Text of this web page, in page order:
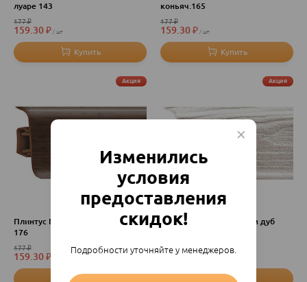
луаре 143
177₽
159.30₽ шт
коньяч.165
177₽
159.30₽ шт
Акция
Плинтус ПВХ 56ммх2,5м Венге
176
177₽
159.30₽
Акция
Плинтус ПВХ 56ммх2,5м дуб
177 ₽
159.30 ₽
Изменились
условия
предоставления
скидок!
Подробности уточняйте у менеджеров.